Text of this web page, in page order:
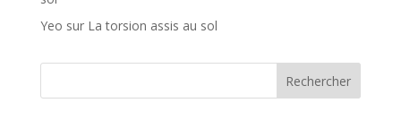
Yeo sur La torsion assis au sol
Rechercher